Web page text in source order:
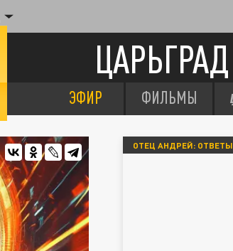
ЦАРЬГРАД
ЭФИР ФИЛЬМЫ
ОТЕЦ АНДРЕЙ: ОТВЕТЫ